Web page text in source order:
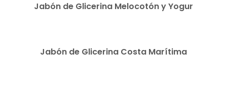
Jabón de Glicerina Melocotón y Yogur
Jabón de Glicerina Costa Marítima